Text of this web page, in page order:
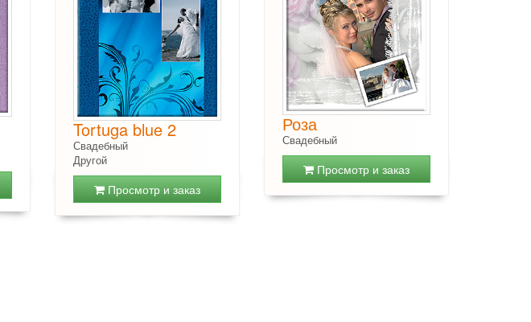
Tortuga blue 2
Свадебный
Другой
Просмотр и заказ
Роза
Свадебный
Просмотр и заказ